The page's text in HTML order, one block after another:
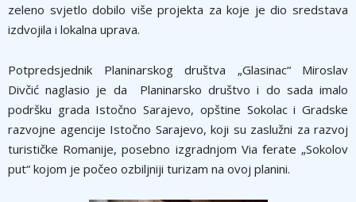
zeleno svjetlo dobilo više projekta za koje je dio sredstava
izdvojila i lokalna uprava.
Potpredsjednik Planinarskog društva „Glasinac“ Miroslav
Divčić naglasio je da Planinarsko društvo i do sada imalo
podršku grada Istočno Sarajevo, opštine Sokolac i Gradske
razvojne agencije Istočno Sarajevo, koji su zaslužni za razvoj
turističke Romanije, posebno izgradnjom Via ferate „Sokolov
put“ kojom je počeo ozbilјniji turizam na ovoj planini.